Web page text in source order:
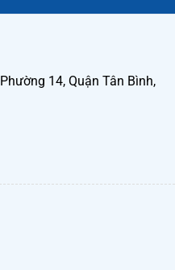
14, Quận Tân Bình,